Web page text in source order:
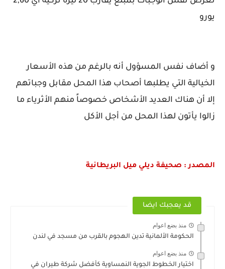
يورو
و أضاف نفس المسؤول أنه بالرغم من هذه الأسعار
الخيالية التي يطلبها أصحاب هذا المحل مقابل وجباتهم
إلا أن هناك العديد الأشخاص خصوصاً منهم الأثرياء ما
زالوا يأتون لهذا المحل من أجل الأكل
المصدر : صحيفة ديلي ميل البريطانية
قد يعجبك ايضا
منذ بضع اعوام
الحكومة الألمانية تدين الهجوم بالقرب من مسجد في لندن
منذ بضع اعوام
اختيار الخطوط الجوية النمساوية كأفضل شركة طيران في